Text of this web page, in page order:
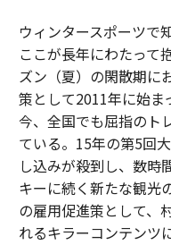
ウィンタースポーツで
ここが長年にわたって
ズン（夏）の閑散期に
策として2011年に始ま
今、全国でも屈指のト
ている。15年の第5回
し込みが殺到し、数時
キーに続く新たな観光
の雇用促進策として、
れるキラーコンテンツ